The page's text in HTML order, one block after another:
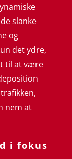
slanke
og
det ydre,
til at være
nem at
i fokus